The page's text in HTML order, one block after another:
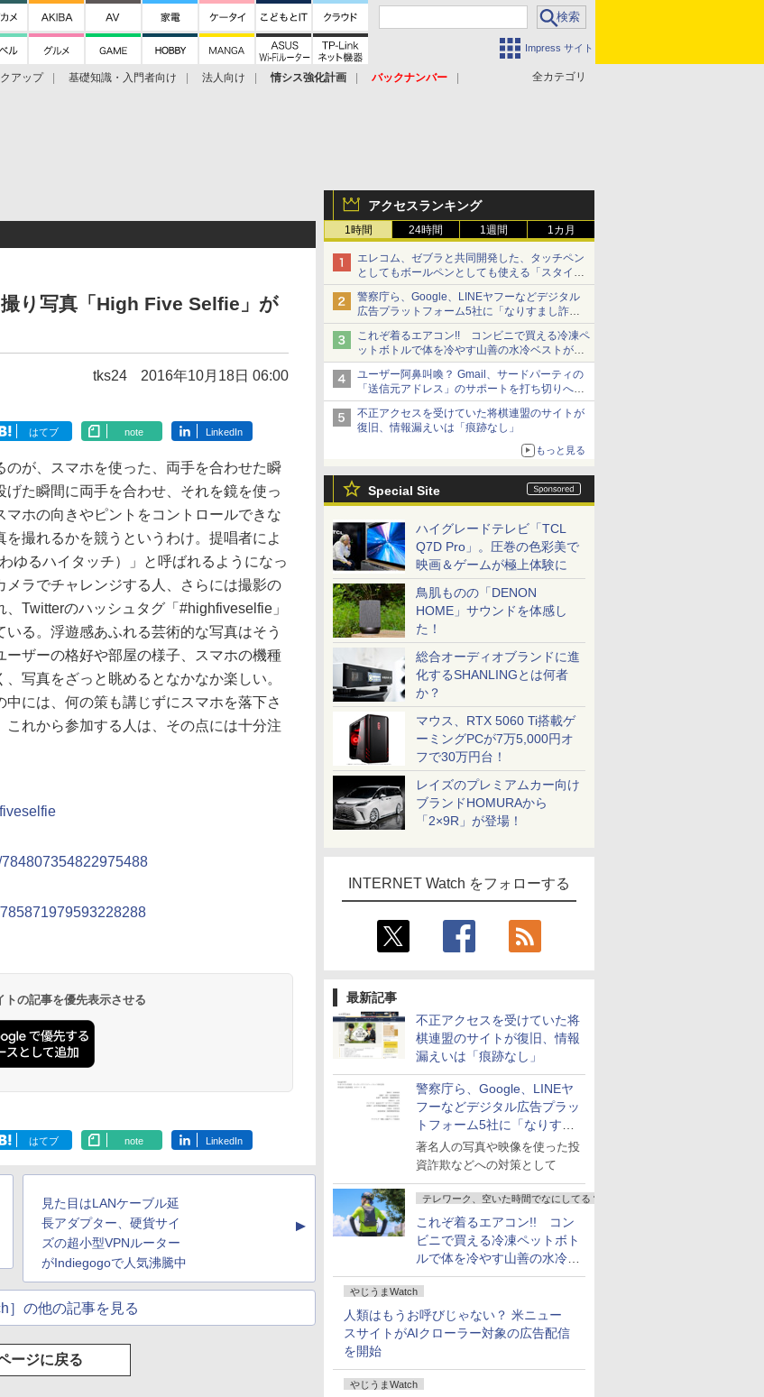
Impress サイト
全カテゴリ
アップ 基礎知識・入門者向け 法人向け 情シス強化計画
バックナンバー
アクセスランキング
1時間 24時間 1週間 1カ月
エレコム、ゼブラと共同開発した、タッチペン
としてもボールペンとしても使える「スタイラ
スツーウェイ」発売 iPadにも紙にも、持ち替
えずに書き込める
警察庁ら、Google、LINEヤフーなどデジタル
広告プラットフォーム5社に「なりすまし詐欺
広告」対策強化を要請 著名人の写真や映像を
使った投資詐欺などへの対策として
これぞ着るエアコン!! コンビニで買える冷凍ペ
ットボトルで体を冷やす山善の水冷ベストがロ
ードバイクにちょうどいい【ぼっち・ざ・ろー
ど！その14】【空いた時間でなにしてる？】
ユーザー阿鼻叫喚？ Gmail、サードパーティの
「送信元アドレス」のサポートを打ち切りへ
【やじうまWatch】
不正アクセスを受けていた将棋連盟のサイトが
復旧、情報漏えいは「痕跡なし」
もっと見る
Special Site
ハイグレードテレビ「TCL
Q7D Pro」。圧巻の色彩美で
映画＆ゲームが極上体験に
鳥肌ものの「DENON
HOME」サウンドを体感し
た！
総合オーディオブランドに進
化するSHANLINGとは何者
か？
マウス、RTX 5060 Ti搭載ゲ
ーミングPCが7万5,000円オ
フで30万円台！
レイズのプレミアムカー向け
ブランドHOMURAから
「2×9R」が登場！
INTERNET Watch をフォローする
最新記事
不正アクセスを受けていた将
棋連盟のサイトが復旧、情報
漏えいは「痕跡なし」
警察庁ら、Google、LINEヤ
フーなどデジタル広告プラッ
トフォーム5社に「なりすま
し詐欺広告」対策強化を要請
著名人の写真や映像を使った投
資詐欺などへの対策として
テレワーク、空いた時間でなにしてる？
これぞ着るエアコン!! コン
ビニで買える冷凍ペットボト
ルで体を冷やす山善の水冷ベ
ストがロードバイクにちょう
どいい【ぼっち・ざ・ろー
ど！その14】
やじうまWatch
人類はもうお呼びじゃない？ 米ニュー
スサイトがAIクローラー対象の広告配信
を開始
やじうまWatch
り写真「High Five Selfie」が
tks24 2016年10月18日 06:00
はてブ note LinkedIn
が、スマホを使った、両手を合わせた瞬
た瞬間に両手を合わせ、それを鏡を使っ
ホの向きやピントをコントロールできな
撮れるかを競うというわけ。提唱者によ
ゆるハイタッチ）」と呼ばれるようになっ
ラでチャレンジする人、さらには撮影の
Twitterのハッシュタグ「#highfiveselfie」
る。浮遊感あふれる芸術的な写真はそう
ザーの格好や部屋の様子、スマホの機種
写真をざっと眺めるとなかなか楽しい。
には、何の策も講じずにスマホを落下さ
れから参加する人は、その点には十分注
の記事を優先表示させる
はてブ note LinkedIn
見た目はLANケーブル延
長アダプター、硬貨サイ
ズの超小型VPNルーター
がIndiegogoで人気沸騰中
▲
］の他の記事を見る
ージに戻る